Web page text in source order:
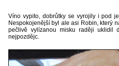
Víno vypito, dobrůtky se vyrojily i pod
Nespokojenější byl ale asi Robin, který
pečlivě vylízanou misku raději
nejpozdějc.